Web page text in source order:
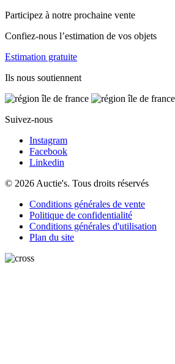
Participez à notre prochaine vente
Confiez-nous l’estimation de vos objets
Estimation gratuite
Ils nous soutiennent
Suivez-nous
Instagram
Facebook
Linkedin
© 2026 Auctie's. Tous droits réservés
Conditions générales de vente
Politique de confidentialité
Conditions générales d'utilisation
Plan du site